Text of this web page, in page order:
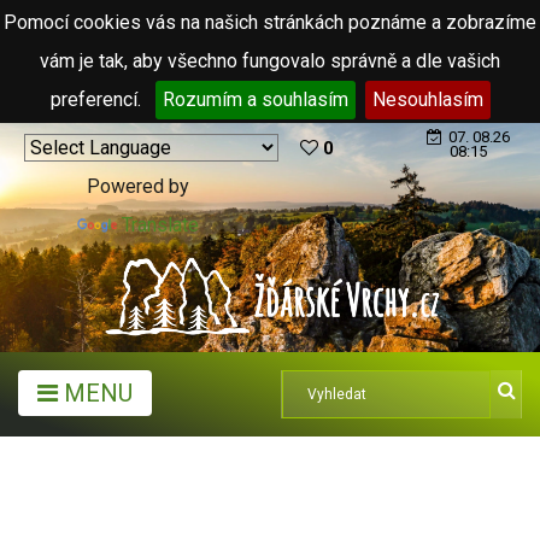
Pomocí cookies vás na našich stránkách poznáme a zobrazíme
vám je tak, aby všechno fungovalo správně a dle vašich
preferencí.
Rozumím a souhlasím Nesouhlasím
Powered by
Translate
0
07. 08.26
08:15
MENU